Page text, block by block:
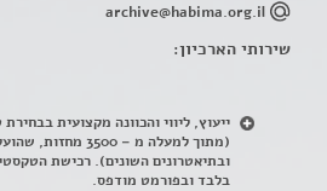
archive@habima.org.il
שירותי הארכיון:
ייעוץ, ליווי והכוונה מקצועית
(מתוך למעלה מ – 3500
ובתיאטרונים השונים). רכישת
בלבד ובפורמט מודפס.